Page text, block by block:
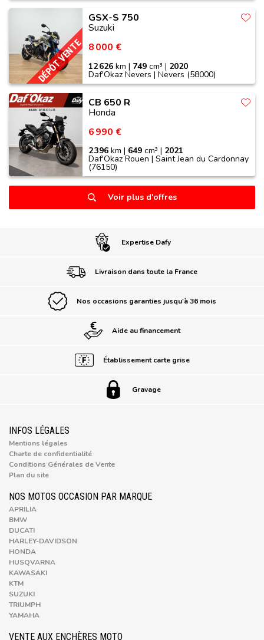
DÉPÔT VENTE
GSX-S 750
Suzuki
8 000 €
12 626 km | 749 cm³ | 2020
Daf'Okaz Nevers | Nevers (58000)
CB 650 R
Honda
6 990 €
2 396 km | 649 cm³ | 2021
Daf'Okaz Rouen | Saint Jean du Cardonnay
(76150)
Voir plus d'offres
Expertise Dafy
Livraison dans toute la France
Nos occasions garanties jusqu'à 36 mois
Aide au financement
Établissement carte grise
Gravage
INFOS LÉGALES
Mentions légales
Charte de confidentialité
Conditions Générales de Vente
Plan du site
NOS MOTOS OCCASION PAR MARQUE
APRILIA
BMW
DUCATI
HARLEY-DAVIDSON
HONDA
HUSQVARNA
KAWASAKI
KTM
SUZUKI
TRIUMPH
YAMAHA
VENTE AUX ENCHÈRES MOTO